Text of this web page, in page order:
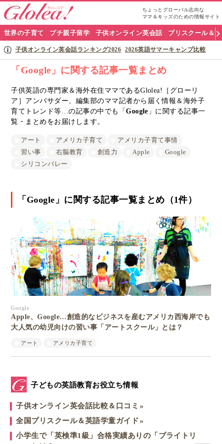
ちょっとグローバル志向な
ママ＆キッズのための情報サイト
グ
ロ
リ
ア
ナ
世界の子育て プチ親子留学 子供オンライン英会話 プリスクール＆
子供オンライン英会話ランキング2026 2026英語サマーキャンプ比較
「Google」に関する記事一覧まとめ
子供英語の専門家＆海外在住ママであるGlolea!［グローリ
ア］アンバサダー、編集部のママ記者から届く情報＆海外子
育てトレンド等…の記事の中でも「Google 」に関する記事一
覧・まとめをお届けします。
アート アメリカ子育て
アメリカ子育て事情
習い事
右脳教育 創造力 Apple
Google
シリコンバレー
「Google」に関する記事一覧まとめ（1件）
Google
Apple、Google…創造的なビジネスを産むアメリカ西海岸でも
大人気の幼児向けの習い事「アートスクール」とは？
アート アメリカ子育て
子どもの英語教育お役立ち情報
子供オンライン英会話比較＆口コミ
全国プリスクール＆英語学童ガイド
小学生で「英検準1級」合格実績ありの「ブライトリ